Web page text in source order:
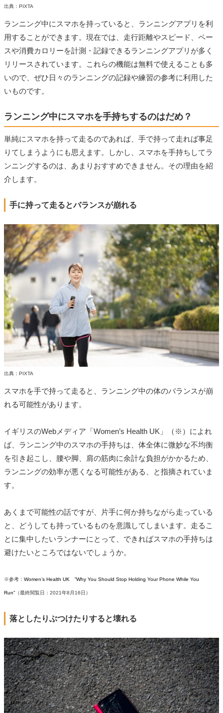
出典：PIXTA
ランニング中にスマホを持っていると、ランニングアプリを利
用することができます。現在では、走行距離やスピード、ペー
スや消費カロリーを計測・記録できるランニングアプリが多く
リリースされています。これらの機能は無料で使えることも多
いので、ぜひ日々のランニングの記録や練習の参考に利用した
いものです。
ランニング中にスマホを手持ちするのはだめ？
単純にスマホを持って走るのであれば、手で持って走れば事足
りてしまうようにも思えます。しかし、スマホを手持ちしてラ
ンニングするのは、あまりおすすめできません。その理由を紹
介します。
手に持って走るとバランスが崩れる
出典：PIXTA
スマホを手で持って走ると、ランニング中の体のバランスが崩
れる可能性があります。
イギリスのWebメディア「Women’s Health UK」（※）によれ
ば、ランニング中のスマホの手持ちは、体全体に微妙な不均衡
を引き起こし、腰や脚、肩の筋肉に余計な負担がかかるため、
ランニングの効率が悪くなる可能性がある、と指摘されていま
す。
あくまで可能性の話ですが、片手に何か持ちながら走っている
と、どうしても持っているものを意識してしまいます。走るこ
とに集中したいランナーにとって、できればスマホの手持ちは
避けたいところではないでしょうか。
※参考： Women’s Health UK ”Why You Should Stop Holding Your Phone While You
Run” （最終閲覧日：2021年8月16日）
落としたりぶつけたりすると壊れる